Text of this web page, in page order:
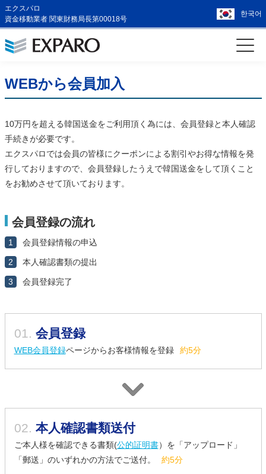
エクスパロ
資金移動業者 関東財務局長第00018号
한국어
WEBから会員加入
10万円を超える韓国送金をご利用頂く為には、会員登録と本人確認
手続きが必要です。
エクスパロでは会員の皆様にクーポンによる割引やお得な情報を発
行しておりますので、会員登録したうえで韓国送金をして頂くこと
をお勧めさせて頂いております。
会員登録の流れ
1 会員登録情報の申込
2 本人確認書類の提出
3 会員登録完了
01. 会員登録
WEB会員登録ページからお客様情報を登録 約5分
02. 本人確認書類送付
ご本人様を確認できる書類(公的証明書）を「アップロード」
「郵送」のいずれかの方法でご送付。
約5分